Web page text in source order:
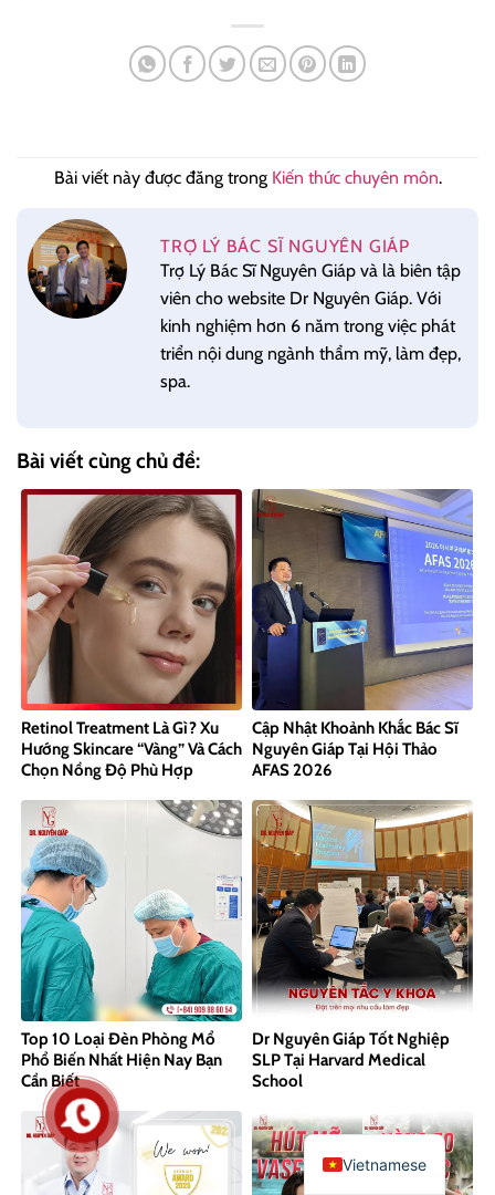
Bài viết này được đăng trong Kiến thức chuyên môn.
TRỢ LÝ BÁC SĨ NGUYÊN GIÁP
Trợ Lý Bác Sĩ Nguyên Giáp và là biên tập
viên cho website Dr Nguyên Giáp. Với
kinh nghiệm hơn 6 năm trong việc phát
triển nội dung ngành thẩm mỹ, làm đẹp,
spa.
Bài viết cùng chủ đề:
Retinol Treatment Là Gì? Xu
Hướng Skincare “Vàng” Và Cách
Chọn Nồng Độ Phù Hợp
Cập Nhật Khoảnh Khắc Bác Sĩ
Nguyên Giáp Tại Hội Thảo
AFAS 2026
Top 10 Loại Đèn Phòng Mổ
Phổ Biến Nhất Hiện Nay Bạn
Cần Biết
Dr Nguyên Giáp Tốt Nghiệp
SLP Tại Harvard Medical
School
Vietnamese